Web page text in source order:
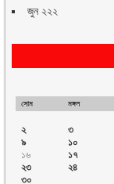
জুন ২২২
সোম মঙ্গল
২
৩
৯
১০
১৬
১৭
২৩
২৪
৩০